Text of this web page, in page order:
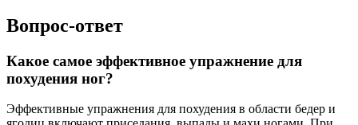
Вопрос-ответ
Какое самое эффективное упражнение для
похудения ног?
Эффективные упражнения для похудения в области бедер и